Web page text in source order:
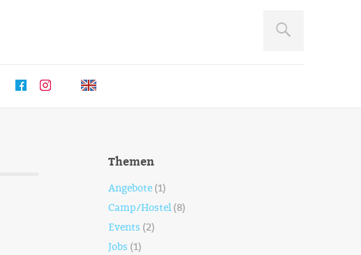
Themen
Angebote (1)
Camp/Hostel(8)
Events (2)
Jobs (1)